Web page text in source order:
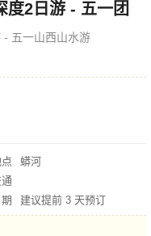
度2日游 - 五一团
- 五一山西山水游
蟒河
建议提前 3 天预订